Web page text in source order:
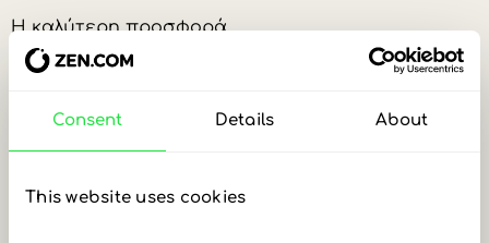
Consent Details About
This website uses cookies
Η καλύτερη προσφορά.
0,00
(34 667,55 EUR)